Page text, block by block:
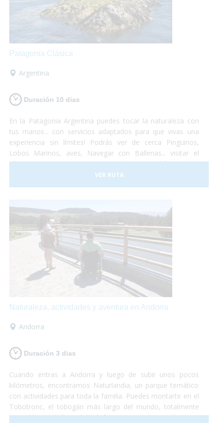
Patagonia Clásica
Argentina
Duración 10 dias
En la Patagonia Argentina puedes tocar la naturaleza con
tus manos... con servicios adaptados para que vivas una
experiencia sin límites! Podrás ver de cerca Pingüinos,
Lobos Marinos, aves, Navegar con Ballenas... visitar el
Glaciar Perito Moreno o navegar las aguas del Canal de
Beagle... un viaje que no te dejará indiferente... el Turismo
Accesible es posible!
VER RUTA
Naturaleza, actividades y aventura en Andorra
Andorra
Duración 3 dias
Cuando entras a Andorra y luego de subir unos pocos
kilómetros, encontramos Naturlandia, un parque temático
con actividades para toda la familia. Puedes montarte en el
Tobotronc, el tobogán más largo del mundo, totalmente
accesible, también podrás disfrutar paseando por el parque